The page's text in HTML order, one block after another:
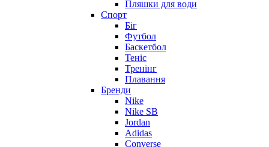
Пляшки для води
Спорт
Біг
Футбол
Баскетбол
Теніс
Тренінг
Плавання
Бренди
Nike
Nike SB
Jordan
Adidas
Converse